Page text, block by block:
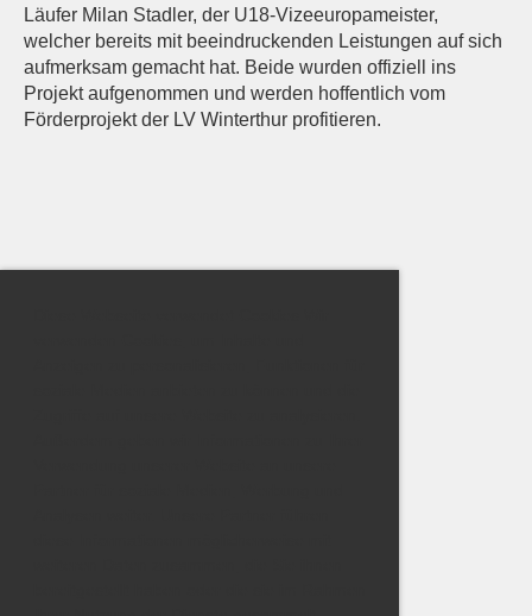
Läufer Milan Stadler, der U18-Vizeeuropameister,
welcher bereits mit beeindruckenden Leistungen auf sich
aufmerksam gemacht hat. Beide wurden offiziell ins
Projekt aufgenommen und werden hoffentlich vom
Förderprojekt der LV Winterthur profitieren.